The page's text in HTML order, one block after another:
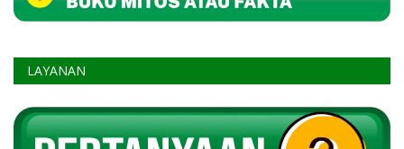
LAYANAN